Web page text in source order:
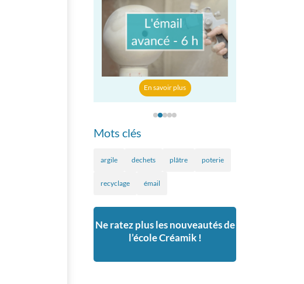
En savoir plus
Mots clés
argile dechets plâtre poterie
recyclage émail
Ne ratez plus les nouveautés de
l’école Créamik !